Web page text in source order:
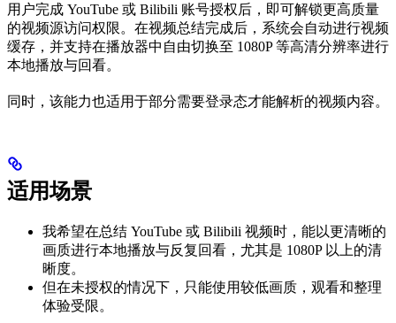
用户完成 YouTube 或 Bilibili 账号授权后，即可解锁更高质量
的视频源访问权限。在视频总结完成后，系统会自动进行视频
缓存，并支持在播放器中自由切换至 1080P 等高清分辨率进行
本地播放与回看。
同时，该能力也适用于部分需要登录态才能解析的视频内容。
适用场景
我希望在总结 YouTube 或 Bilibili 视频时，能以更清晰的
画质进行本地播放与反复回看，尤其是 1080P 以上的清
晰度。
但在未授权的情况下，只能使用较低画质，观看和整理
体验受限。